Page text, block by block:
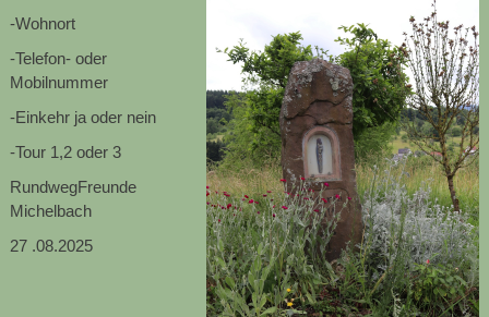
-Wohnort
-Telefon- oder
Mobilnummer
-Einkehr ja oder nein
-Tour 1,2 oder 3
RundwegFreunde
Michelbach
27 .08.2025